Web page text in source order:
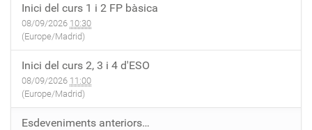
Inici del curs 1 i 2 FP bàsica
08/09/2026 10:30
(Europe/Madrid)
Inici del curs 2, 3 i 4 d'ESO
08/09/2026 11:00
(Europe/Madrid)
Esdeveniments anteriors…